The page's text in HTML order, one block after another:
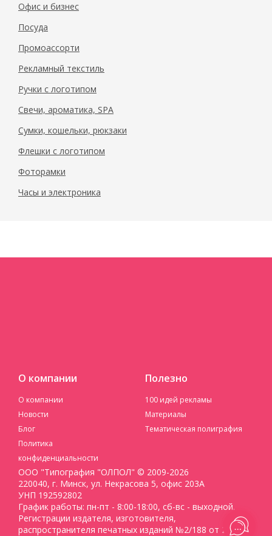
Офис и бизнес
Посуда
Промоассорти
Рекламный текстиль
Ручки с логотипом
Свечи, ароматика, SPA
Сумки, кошельки, рюкзаки
Флешки с логотипом
Фоторамки
Часы и электроника
О компании
О компании
Новости
Блог
Политика
конфиденциальности
Полезно
100 идей рекламы
Материалы
Тематическая полиграфия
ООО "Типография "ОЛПОЛ" © 2009-2026
220040, г. Минск, ул. Некрасова 5, офис 203А
УНП 192592802
График работы: пн-пт - 8:00-18:00, сб-вс - выходной.
Регистрации издателя, изготовителя,
распространителя печатных изданий №2/188 от 22